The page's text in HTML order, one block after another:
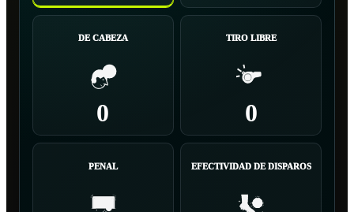
DE CABEZA
0
TIRO LIBRE
0
PENAL EFECTIVIDAD DE DISPAROS